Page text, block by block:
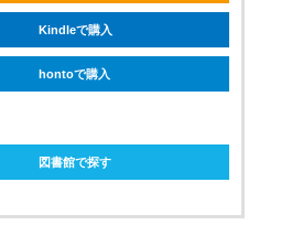
Kindleで購入
hontoで購入
図書館で探す